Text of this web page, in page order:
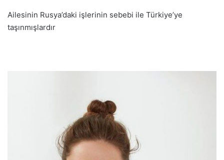
Ailesinin Rusya’daki işlerinin sebebi ile Türkiye’ye
taşınmışlardır